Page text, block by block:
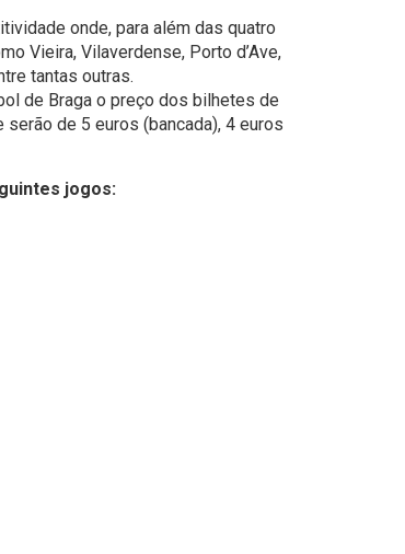
onde, para além das quatro
Vieira, Vilaverdense, Porto d’Ave,
tantas outras.
de Braga o preço dos bilhetes de
de 5 euros (bancada), 4 euros
jogos: